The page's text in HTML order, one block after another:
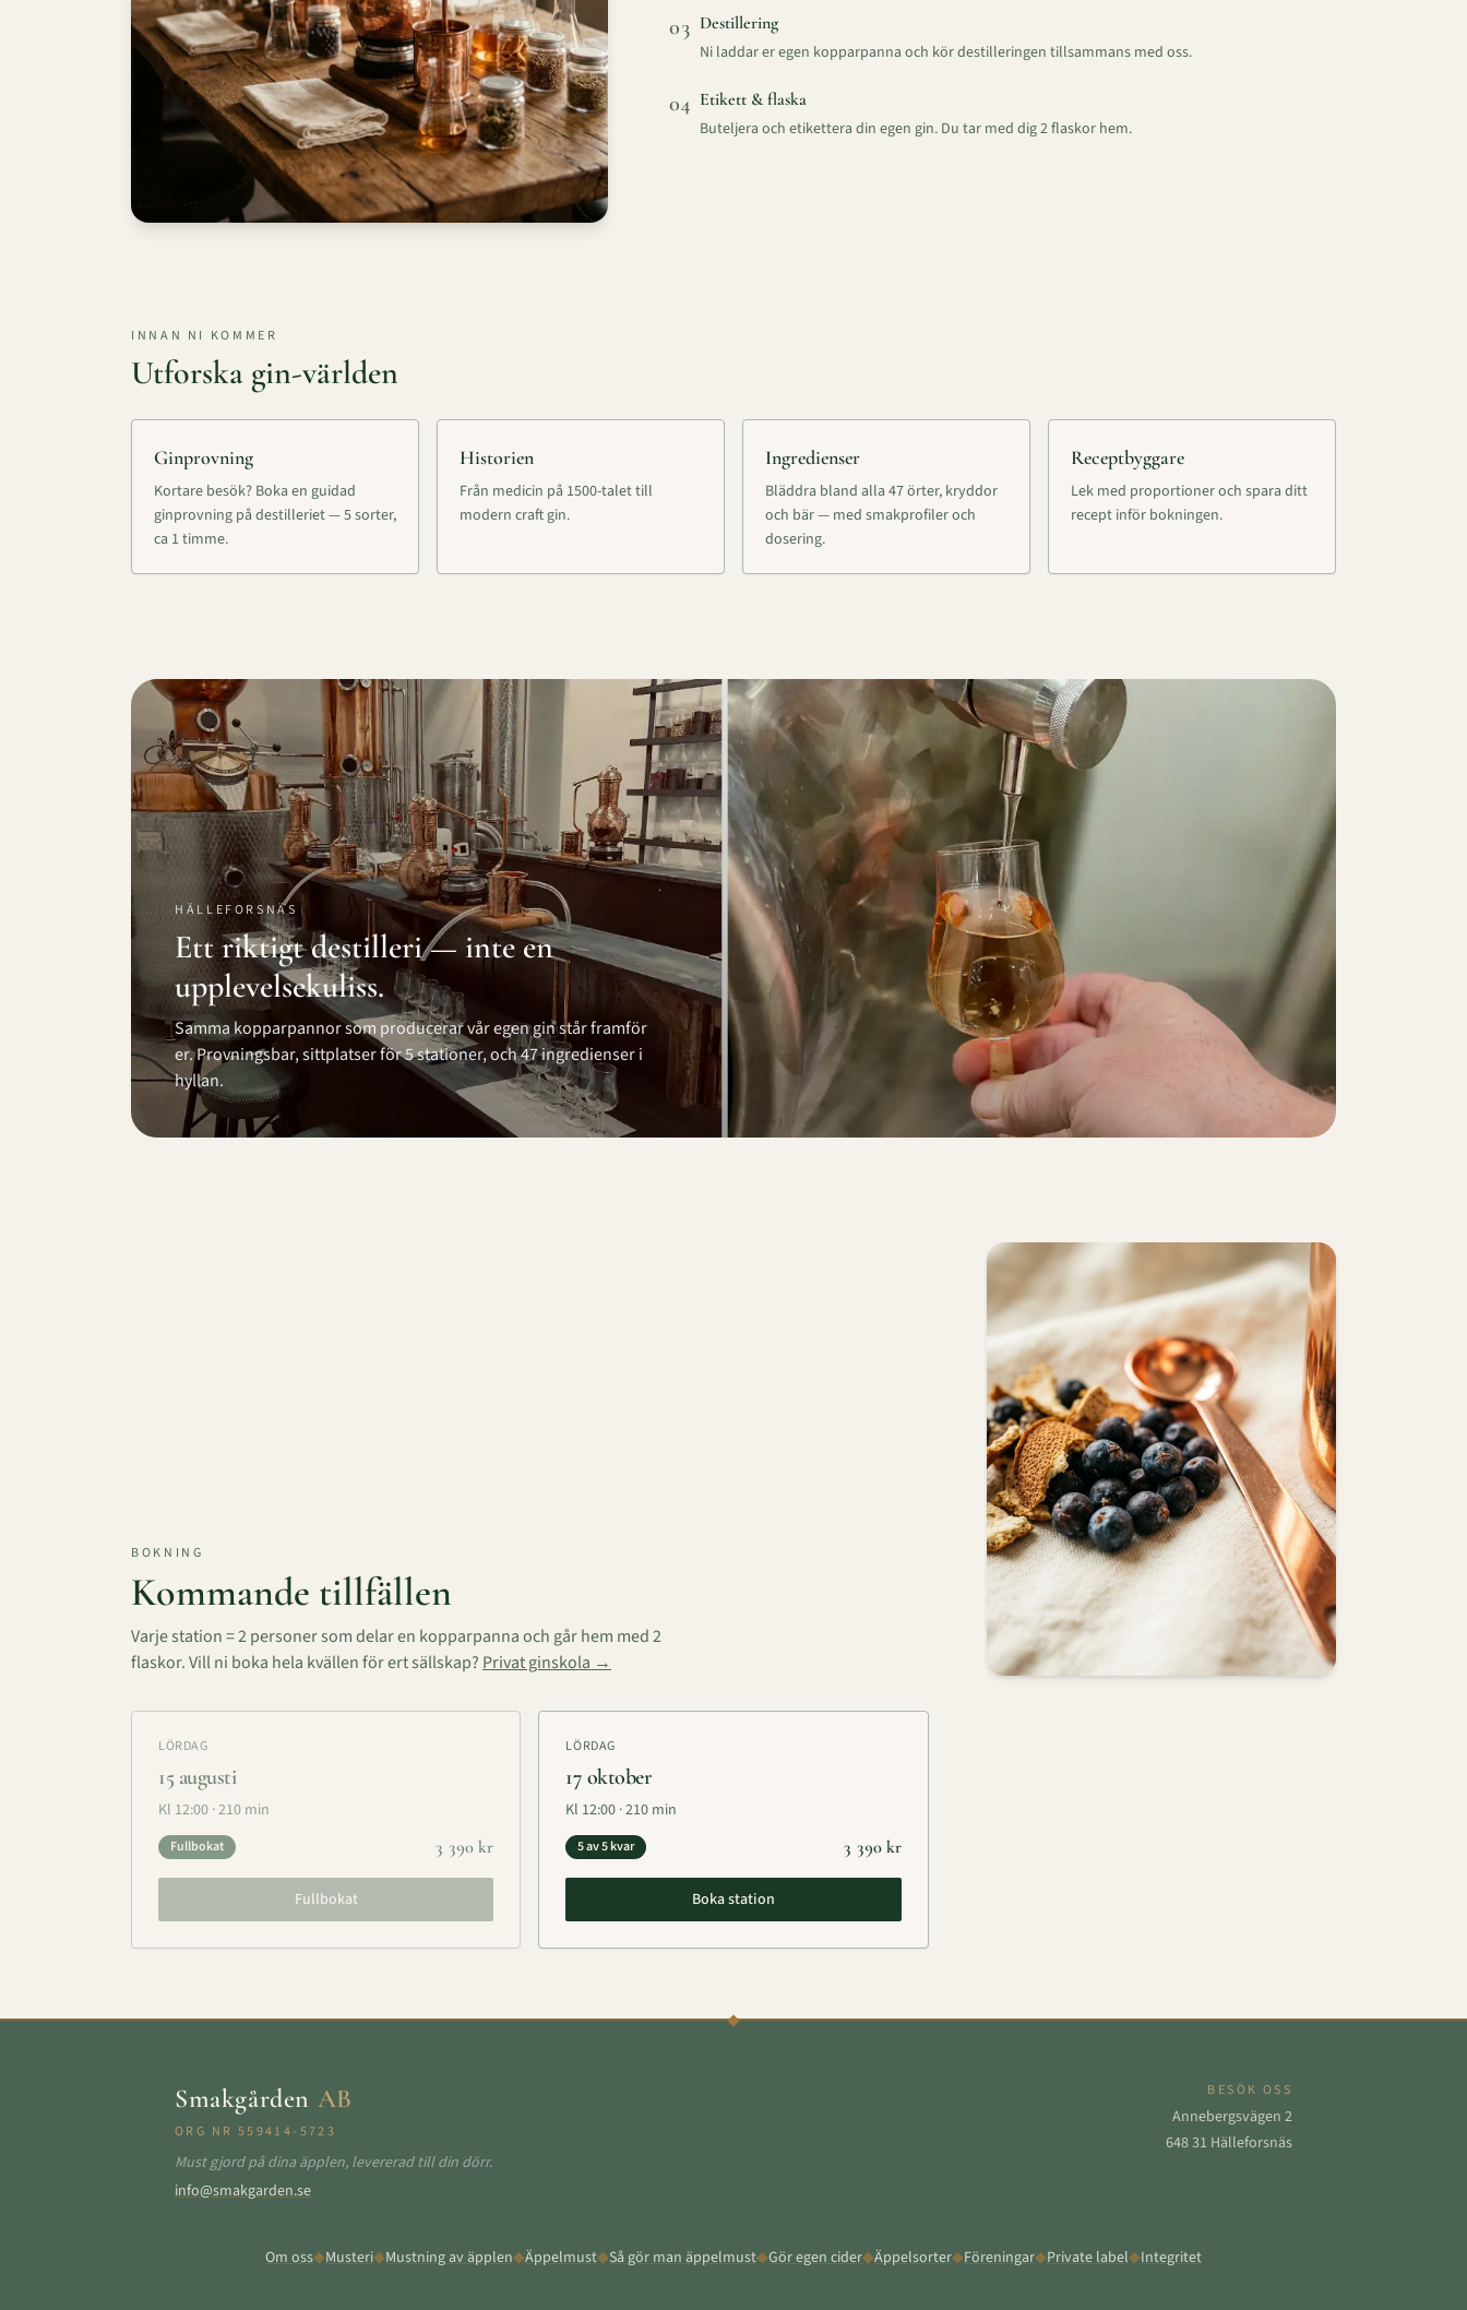
03 Destillering
Ni laddar er egen kopparpanna och kör destilleringen tillsammans med oss.
04 Etikett & flaska
Buteljera och etikettera din egen gin. Du tar med dig 2 flaskor hem.
INNAN NI KOMMER
Utforska gin-världen
Ginprovning
Kortare besök? Boka en guidad
ginprovning på destilleriet — 5 sorter,
ca 1 timme.
Historien
Från medicin på 1500-talet till
modern craft gin.
Ingredienser
Bläddra bland alla 47 örter, kryddor
och bär — med smakprofiler och
dosering.
Receptbyggare
Lek med proportioner och spara ditt
recept inför bokningen.
HÄLLEFORSNÄS
Ett riktigt destilleri — inte en
upplevelsekuliss.
Samma kopparpannor som producerar vår egen gin står framför
er. Provningsbar, sittplatser för 5 stationer, och 47 ingredienser i
hyllan.
BOKNING
Kommande tillfällen
Varje station = 2 personer som delar en kopparpanna och går hem med 2
flaskor. Vill ni boka hela kvällen för ert sällskap? Privat ginskola →
LÖRDAG
15 augusti
Kl 12:00 ·210 min
Fullbokat 3 390 kr
Fullbokat
LÖRDAG
17 oktober
Kl 12:00 ·210 min
5 av 5 kvar 3 390kr
Boka station
Smakgården AB
ORG NR 559414-5723
Must gjord på dina äpplen, levererad till din dörr.
info@smakgarden.se
BESÖK OSS
Annebergsvägen 2
648 31 Hälleforsnäs
Om oss◆Musteri◆Mustning av äpplen◆Äppelmust◆Så gör man äppelmust◆Gör egen cider◆Äppelsorter◆Föreningar◆Private label◆Integritet